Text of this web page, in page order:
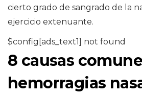
cierto grado de sangrado de la
ejercicio extenuante.
$config[ads_text1] not found
8 causas
hemorragias